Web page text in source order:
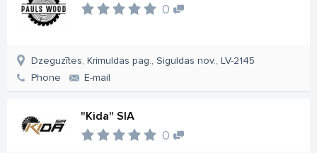
0
Dzeguzītes, Krimuldas pag., Siguldas nov., LV-2145
Phone
E-mail
"Kida" SIA
0